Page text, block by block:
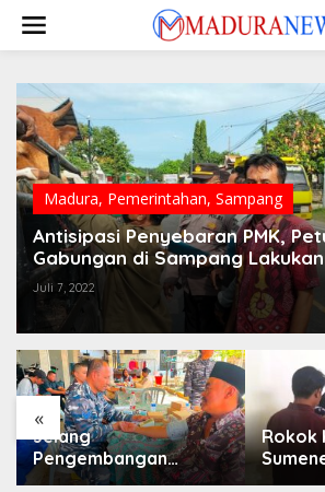
konten
Madura, Pemerintahan, Sampang
Antisipasi Penyebaran PMK,
Gabungan di Sampang
Angkutan Hewan Ternak
Juli 7, 2022
«
Jelang
Pengembangan
Lapangan Hidayah,
Rokok